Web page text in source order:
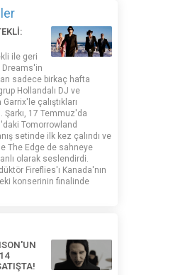
ile geri
Dreams'in
sadece birkaç hafta
Hollandalı DJ ve
çalıştıkları
Şarkı, 17 Temmuz'da
Tomorrowland
setinde ilk kez çalındı ​​ve
The Edge de sahneye
olarak seslendirdi.
Fireflies'ı Kanada'nın
konserinin finalinde